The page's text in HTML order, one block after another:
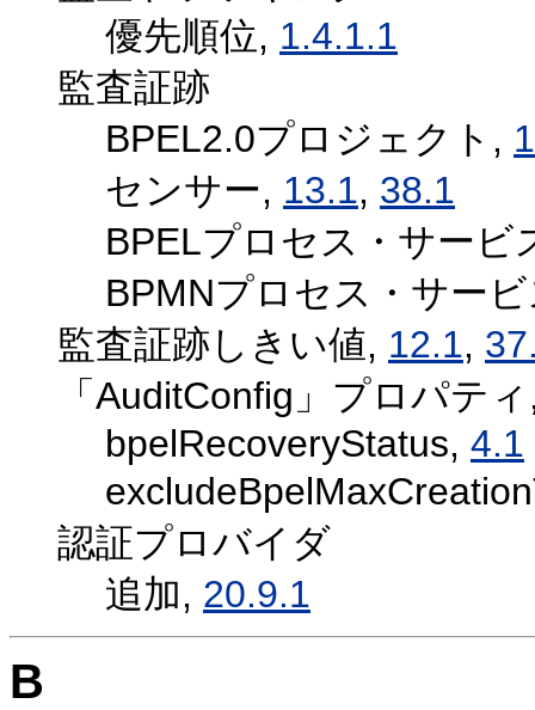
優先順位, 1.4.1.1
監査証跡
BPEL2.0プロジェクト,
センサー, 13.1, 38.1
BPELプロセス・サー
BPMNプロセス・サー
監査証跡しきい値, 12.1,
「AuditConfig」プロパテ
bpelRecoveryStatus, 4.1
認証プロバイダ
追加, 20.9.1
B